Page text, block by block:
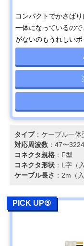
コンパクトでかさば
一体になっているの
がないのもうれしいポ
タイプ：ケーブル一体
対応周波数 ：47〜
コネクタ規格 ：F型
コネクタ形状 ：L字（
ケーブル長さ ：2m（
PICK UP⑤